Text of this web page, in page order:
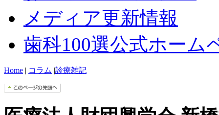
メディア更新情報
歯科100選公式ホーム
Home | コラム |診療雑記